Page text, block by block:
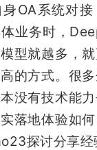
OA系统对
业务时，
型就越多，
的方式。很
没有技术能
落地体验如
探讨分享经